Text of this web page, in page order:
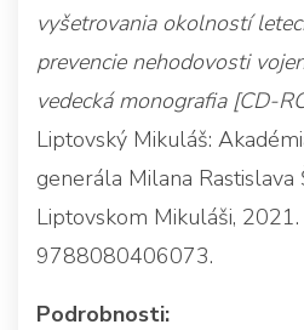
vyšetrovania okolností
prevencie nehodovosti
vedecká monografia [CD-
Liptovský Mikuláš:
generála Milana Rastislava
Liptovskom Mikuláši, 2021.
9788080406073.
Podrobnosti: